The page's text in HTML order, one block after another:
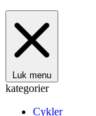
Luk menu
kategorier
Cykler